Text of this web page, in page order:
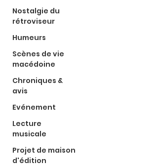
Nostalgie du
rétroviseur
Humeurs
Scènes de vie
macédoine
Chroniques &
avis
Evénement
Lecture
musicale
Projet de maison
d'édition